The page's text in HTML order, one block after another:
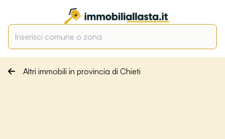
Altri immobili in provincia di Chieti